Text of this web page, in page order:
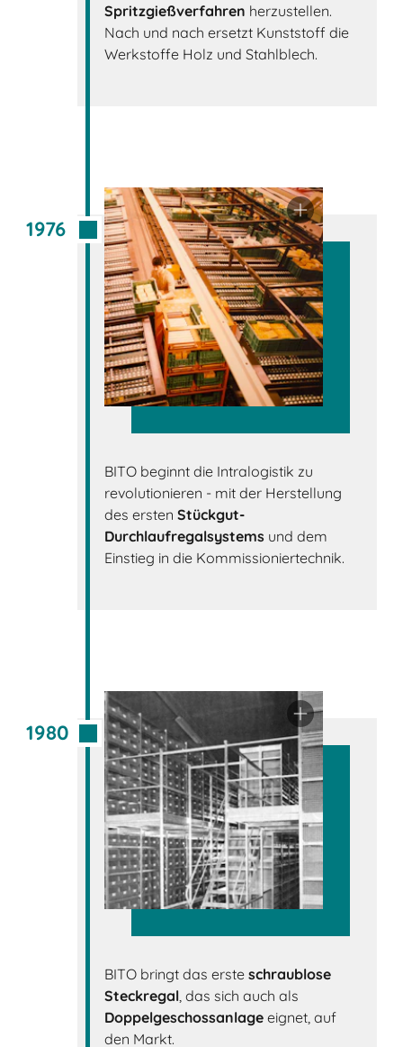
Spritzgießverfahren herzustellen.
Nach und nach ersetzt Kunststoff die
Werkstoffe Holz und Stahlblech.
1976
BITO beginnt die Intralogistik zu
revolutionieren - mit der Herstellung
des erstenStückgut-
Durchlaufregalsystems und dem
Einstieg in die Kommissioniertechnik.
1980
BITO bringt das ersteschraublose
Steckregal, das sich auch als
Doppelgeschossanlage eignet, auf
den Markt.